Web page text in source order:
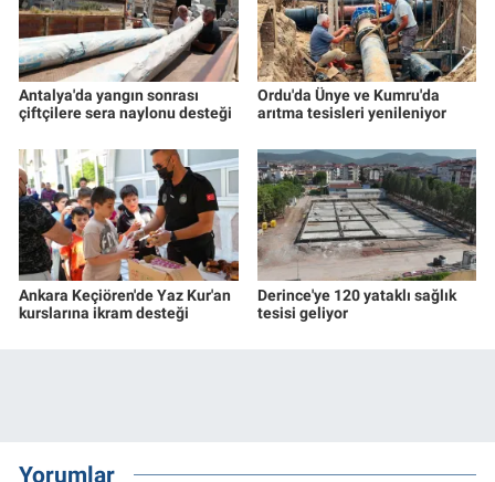
Antalya'da yangın sonrası
çiftçilere sera naylonu desteği
Ordu'da Ünye ve Kumru'da
arıtma tesisleri yenileniyor
Ankara Keçiören'de Yaz Kur'an
kurslarına ikram desteği
Derince'ye 120 yataklı sağlık
tesisi geliyor
Yorumlar